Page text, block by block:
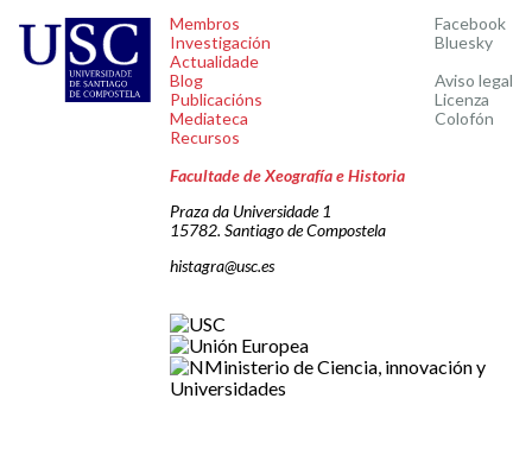
Membros
Investigación
Actualidade
Blog
Publicacións
Mediateca
Recursos
Facebook
Bluesky
Aviso legal
Licenza
Colofón
Facultade de Xeografía e Historia
Praza da Universidade 1
15782. Santiago de Compostela
histagra@usc.es